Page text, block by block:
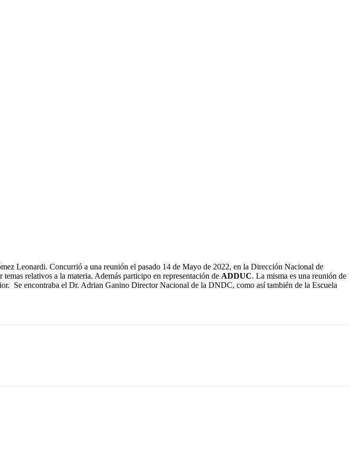
Leonardi. Concurrió a una reunión el pasado 14 de Mayo de 2022, en la Dirección Nacional de
relativos a la materia. Además participo en representación de ADDUC. La misma es una reunión de
Se encontraba el Dr. Adrian Ganino Director Nacional de la DNDC, como así también de la Escuela